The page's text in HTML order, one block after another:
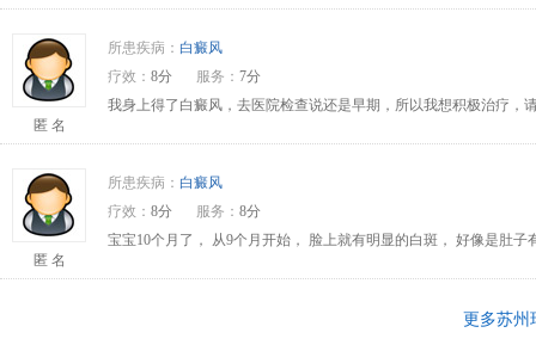
匿 名
所患疾病： 白癜风
疗效： 8分 服务： 7分
我身上得了白癜风，去医院检查说还是早期，所以我想积极治疗，
匿 名
所患疾病： 白癜风
疗效： 8分 服务： 8分
宝宝10个月了， 从9个月开始， 脸上就有明显的白斑， 好像是肚
更多苏州